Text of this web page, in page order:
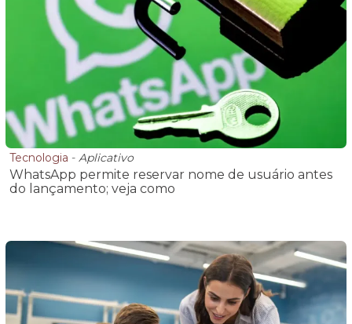
Tecnologia - Aplicativo
WhatsApp permite reservar nome de usuário antes
do lançamento; veja como